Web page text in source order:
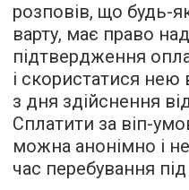
розповів, що будь-
варту, має право
підтвердження
і скористатися
з дня здійснення
Сплатити за віп-
можна анонімно і
час перебування